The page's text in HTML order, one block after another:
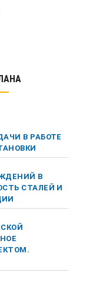
В РАБОТЕ
В
СТАЛЕЙ И